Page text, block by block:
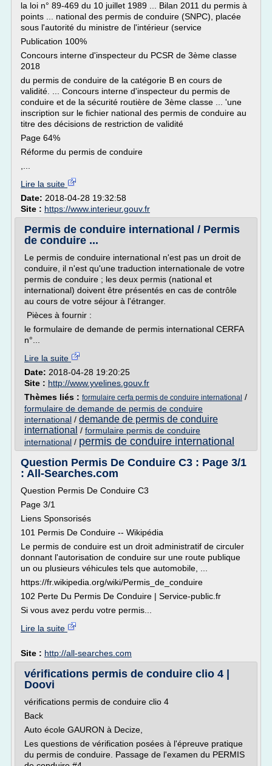
la loi n° 89-469 du 10 juillet 1989 ... Bilan 2011 du permis à
points ... national des permis de conduire (SNPC), placée
sous l'autorité du ministre de l'intérieur (service
Publication 100%
Concours interne d'inspecteur du PCSR de 3ème classe
2018
du permis de conduire de la catégorie B en cours de
validité. ... Concours interne d'inspecteur du permis de
conduire et de la sécurité routière de 3ème classe ... 'une
inscription sur le fichier national des permis de conduire au
titre des décisions de restriction de validité
Page 64%
Réforme du permis de conduire
Lire la suite
Date: 2018-04-28 19:32:58
Site : https://www.interieur.gouv.fr
Permis de conduire international / Permis
de conduire ...
Le permis de conduire international n'est pas un droit de
conduire, il n'est qu'une traduction internationale de votre
permis de conduire ; les deux permis (national et
international) doivent être présentés en cas de contrôle
au cours de votre séjour à l'étranger.
Pièces à fournir :
le formulaire de demande de permis international CERFA
n°...
Lire la suite
Date: 2018-04-28 19:20:25
Site : http://www.yvelines.gouv.fr
Thèmes liés : formulaire cerfa permis de conduire international /
formulaire de demande de permis de conduire
international / demande de permis de conduire
international / formulaire permis de conduire
international / permis de conduire international
Question Permis De Conduire C3 : Page 3/1
: All-Searches.com
Question Permis De Conduire C3
Page 3/1
Liens Sponsorisés
101 Permis De Conduire -- Wikipédia
Le permis de conduire est un droit administratif de circuler
donnant l'autorisation de conduire sur une route publique
un ou plusieurs véhicules tels que automobile, ...
https://fr.wikipedia.org/wiki/Permis_de_conduire
102 Perte Du Permis De Conduire | Service-public.fr
Si vous avez perdu votre permis...
Lire la suite
Site : http://all-searches.com
vérifications permis de conduire clio 4 |
Doovi
vérifications permis de conduire clio 4
Back
Auto école GAURON à Decize,
Les questions de vérification posées à l'épreuve pratique
du permis de conduire. Passage de l'examen du PERMIS